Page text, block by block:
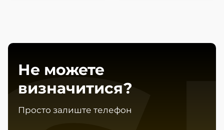
Не можете
визначитися?
Просто залиште телефон